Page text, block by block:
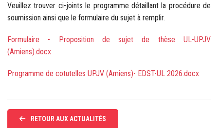
Veuillez trouver ci-joints le programme détaillant la procédure de
soumission ainsi que le formulaire du sujet à remplir.
Formulaire - Proposition de sujet de thèse UL-UPJV
(Amiens).docx
Programme de cotutelles UPJV (Amiens)- EDST-UL 2026.docx
RETOUR AUX ACTUALITÉS